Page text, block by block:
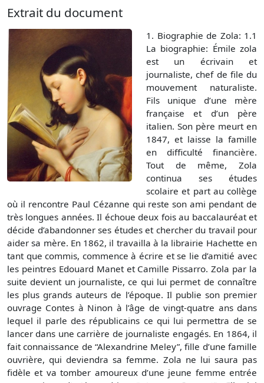
Extrait du document
1. Biographie de Zola: 1.1
La biographie: Émile zola
est un écrivain et
journaliste, chef de file du
mouvement naturaliste.
Fils unique d’une mère
française et d’un père
italien. Son père meurt en
1847, et laisse la famille
en difficulté financière.
Tout de même, Zola
continua ses études
scolaire et part au collège
où il rencontre Paul Cézanne qui reste son ami pendant de
très longues années. Il échoue deux fois au baccalauréat et
décide d’abandonner ses études et chercher du travail pour
aider sa mère. En 1862, il travailla à la librairie Hachette en
tant que commis, commence à écrire et se lie d’amitié avec
les peintres Edouard Manet et Camille Pissarro. Zola par la
suite devient un journaliste, ce qui lui permet de connaître
les plus grands auteurs de l’époque. Il publie son premier
ouvrage Contes à Ninon à l’âge de vingt-quatre ans dans
lequel il parle des républicains ce qui lui permettra de se
lancer dans une carrière de journaliste engagés. En 1864, il
fait connaissance de “Alexandrine Meley”, fille d’une famille
ouvrière, qui deviendra sa femme. Zola ne lui saura pas
fidèle et va tomber amoureux d’une jeune femme entrée